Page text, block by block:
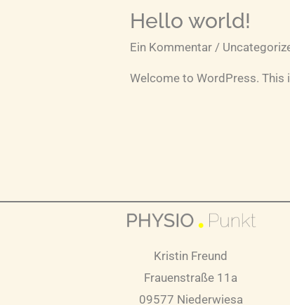
Hello world!
Ein Kommentar /
Welcome to WordPress.
Kristin Freund
Frauenstraße 11a
09577 Niederwiesa